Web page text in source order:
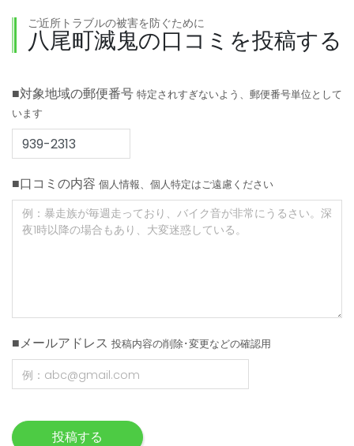
ご近所トラブルの被害を防ぐために
八尾町滅鬼の口コミを投稿する
■対象地域の郵便番号 特定されすぎないよう、郵便番号単位として
います
■口コミの内容 個人情報、個人特定はご遠慮ください
■メールアドレス 投稿内容の削除･変更などの確認用
投稿する